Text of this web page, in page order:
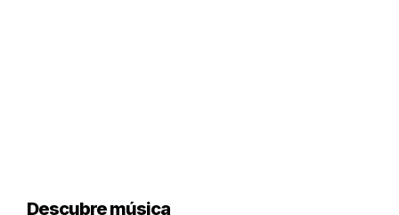
Descubre música